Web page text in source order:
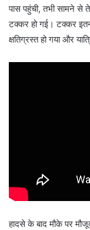
पास पहुंची, तभी सामने
टक्कर हो गई। टक्कर
क्षतिग्रस्त हो गया और
हादसे के बाद मौके पर